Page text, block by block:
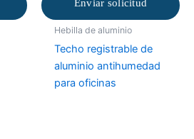
Enviar solicitud
Hebilla de aluminio
Techo registrable de
aluminio antihumedad
para oficinas